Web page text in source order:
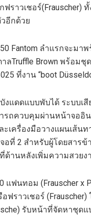
ฟราวเชอร์(Frauscher) ทั้
อีกด้วย
Fantom ลำแรกจะมาพ
ลTruffle Brown พร้อมชุด
ที่งาน “boot
งแดดแบบพับได้ ระบบเ
รถควบคุมผ่านหน้าจออิ
ะเครื่องมือวางแผนเส้นท
อที่ 2 สำหรับผู้โดยสารข้
ที่ด้านหลังเพิ่มความสวยง
แฟนทอม (Frauscher x
อฟราวเชอร์ (Frauscher)
) รับหน้าที่จัดหาชุดแ